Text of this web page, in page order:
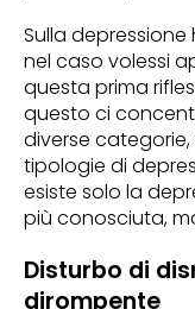
Sulla
nel caso volessi
questa prima
questo ci
diverse
tipologie di
esiste solo la
più conosciuta,
Disturbo di
dirompente